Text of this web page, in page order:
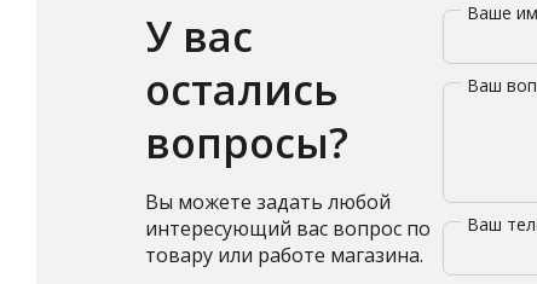
У вас
остались
вопросы?
Вы можете задать любой
интересующий вас вопрос по
товару или работе магазина.
Ваше
Ваш
Ваш